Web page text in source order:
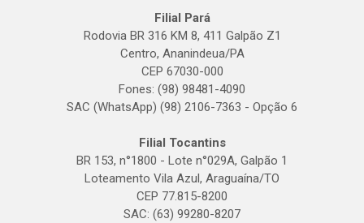
Filial Pará
Rodovia BR 316 KM 8, 411 Galpão Z1
Centro, Ananindeua/PA
CEP 67030-000
Fones: (98) 98481-4090
SAC (WhatsApp) (98) 2106-7363 - Opção 6
Filial Tocantins
BR 153, n°1800 - Lote n°029A, Galpão 1
Loteamento Vila Azul, Araguaína/TO
CEP 77.815-8200
SAC: (63) 99280-8207